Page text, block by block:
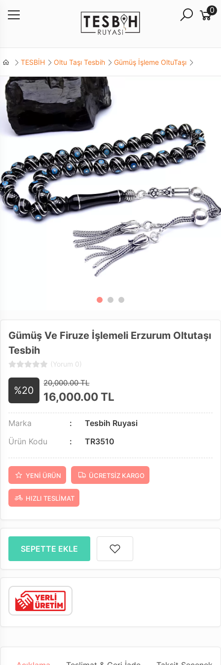
0
TESBİH Oltu Taşı Tesbih Gümüş İşleme OltuTaşı
Gümüş Ve Firuze İşlemeli Erzurum Oltutaşı
Tesbih
(Yorum 0)
%20
20,000.00 TL
16,000.00TL
Marka
Tesbih Ruyasi
Ürün Kodu
TR3510
YENI ÜRÜN ÜCRETSIZ KARGO
HIZLI TESLIMAT
SEPETTE EKLE